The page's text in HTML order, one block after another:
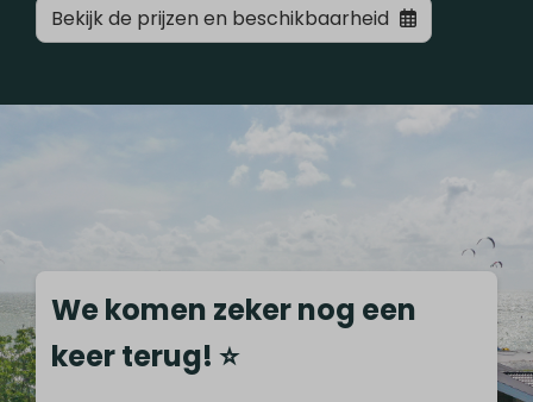
Bekijk de prijzen en beschikbaarheid
We komen zeker nog een
keer terug! ⭐